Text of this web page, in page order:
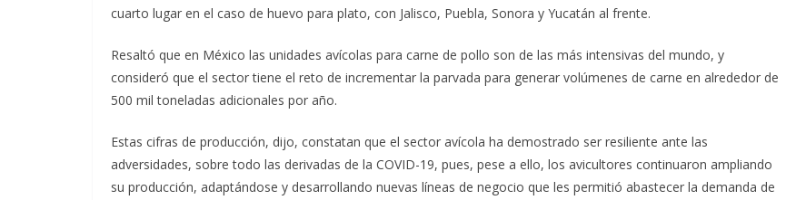
cuarto lugar en el caso de huevo para plato, con Jalisco, Puebla, Sonora y Yucatán al frente.
Resaltó que en México las unidades avícolas para carne de pollo son de las más intensivas del mundo, y
consideró que el sector tiene el reto de incrementar la parvada para generar volúmenes de carne en alrededor de
500 mil toneladas adicionales por año.
Estas cifras de producción, dijo, constatan que el sector avícola ha demostrado ser resiliente ante las
adversidades, sobre todo las derivadas de la COVID-19, pues, pese a ello, los avicultores continuaron ampliando
su producción, adaptándose y desarrollando nuevas líneas de negocio que les permitió abastecer la demanda de